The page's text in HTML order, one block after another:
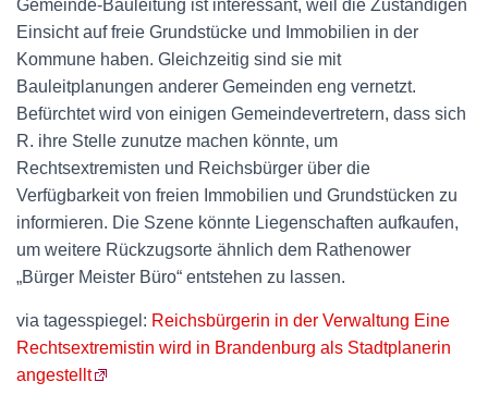
Gemeinde-Bauleitung ist interessant, weil die Zuständigen
Einsicht auf freie Grundstücke und Immobilien in der
Kommune haben. Gleichzeitig sind sie mit
Bauleitplanungen anderer Gemeinden eng vernetzt.
Befürchtet wird von einigen Gemeindevertretern, dass sich
R. ihre Stelle zunutze machen könnte, um
Rechtsextremisten und Reichsbürger über die
Verfügbarkeit von freien Immobilien und Grundstücken zu
informieren. Die Szene könnte Liegenschaften aufkaufen,
um weitere Rückzugsorte ähnlich dem Rathenower
„Bürger Meister Büro“ entstehen zu lassen.
via tagesspiegel: Reichsbürgerin in der Verwaltung Eine
Rechtsextremistin wird in Brandenburg als Stadtplanerin
angestellt